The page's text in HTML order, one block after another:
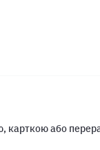
карткою або